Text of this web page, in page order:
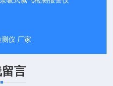
仪 厂家
言